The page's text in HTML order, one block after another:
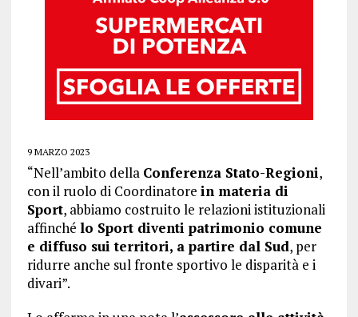
9 MARZO 2023
“Nell’ambito della Conferenza Stato-Regioni,
con il ruolo di Coordinatore in materia di
Sport, abbiamo costruito le relazioni istituzionali
affinché lo Sport diventi patrimonio comune
e diffuso sui territori, a partire dal Sud, per
ridurre anche sul fronte sportivo le disparità e i
divari”.